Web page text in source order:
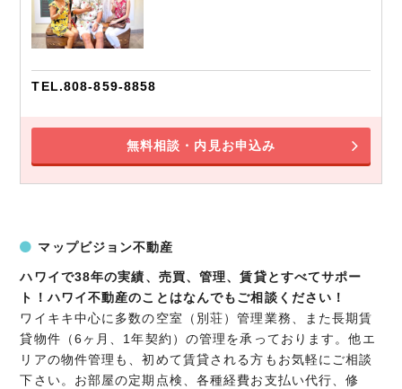
TEL.808‐859-8858
無料相談・内見お申込み
マップビジョン不動産
ハワイで38年の実績、売買、管理、賃貸とすべてサポー
ト！ハワイ不動産のことはなんでもご相談ください！
ワイキキ中心に多数の空室（別荘）管理業務、また長期賃
貸物件（6ヶ月、1年契約）の管理を承っております。他エ
リアの物件管理も、初めて賃貸される方もお気軽にご相談
下さい。お部屋の定期点検、各種経費お支払い代行、修